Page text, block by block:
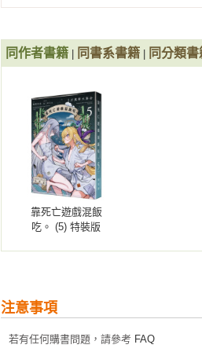
同作者書籍 同書系書籍 同分類書
靠死亡遊戲混飯
吃。 (5) 特裝版
注意事項
若有任何購書問題，請參考 FAQ